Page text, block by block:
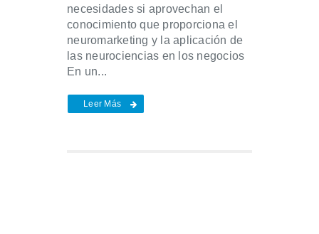
necesidades si aprovechan el
conocimiento que proporciona el
neuromarketing y la aplicación de
las neurociencias en los negocios
En un...
Leer Más